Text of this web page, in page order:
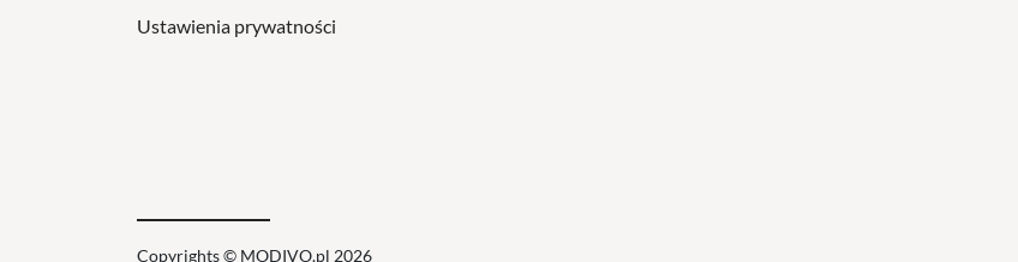
Ustawienia prywatności
Copyrights © MODIVO.pl 2026